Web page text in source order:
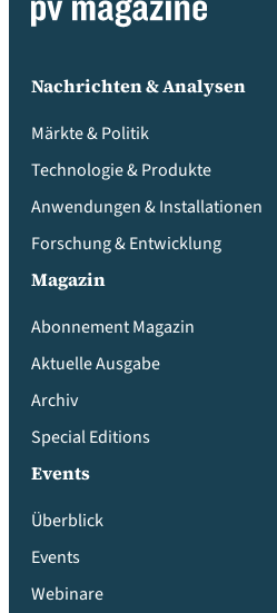
Nachrichten & Analysen
Märkte & Politik
Technologie & Produkte
Anwendungen & Installationen
Forschung & Entwicklung
Magazin
Abonnement Magazin
Aktuelle Ausgabe
Archiv
Special Editions
Events
Überblick
Events
Webinare